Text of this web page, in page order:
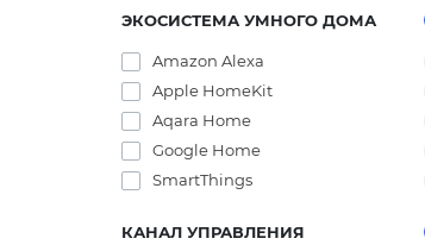
ЭКОСИСТЕМА УМНОГО ДОМА
Amazon Alexa
Apple HomeKit
Aqara Home
Google Home
SmartThings
КАНАЛ УПРАВЛЕНИЯ